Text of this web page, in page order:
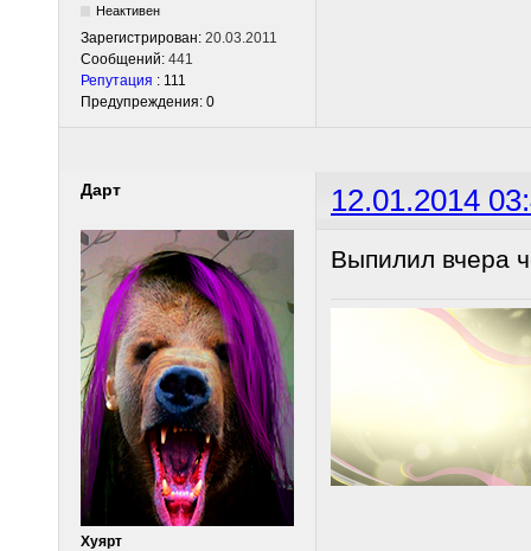
Неактивен
Зарегистрирован: 20.03.2011
Сообщений: 441
Репутация : 111
Предупреждения: 0
Дарт 12.01.2014
Хуярт
Выпилил вчера